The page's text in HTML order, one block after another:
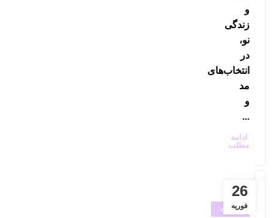
و
زندگی
نو،
در
انتخاب‌های
مد
و
...
ادامه
مطلب
26
فوریهخدمات